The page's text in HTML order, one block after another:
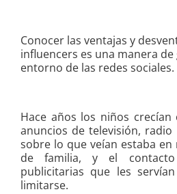
Conocer las ventajas y
influencers es una manera
entorno de las redes sociales.
Hace años los niños
anuncios de televisión,
sobre lo que veían estaba
de familia, y el
publicitarias que les
limitarse.